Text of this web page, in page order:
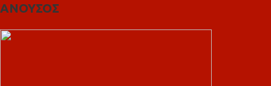
ΑΝΟΥΣΟΣ